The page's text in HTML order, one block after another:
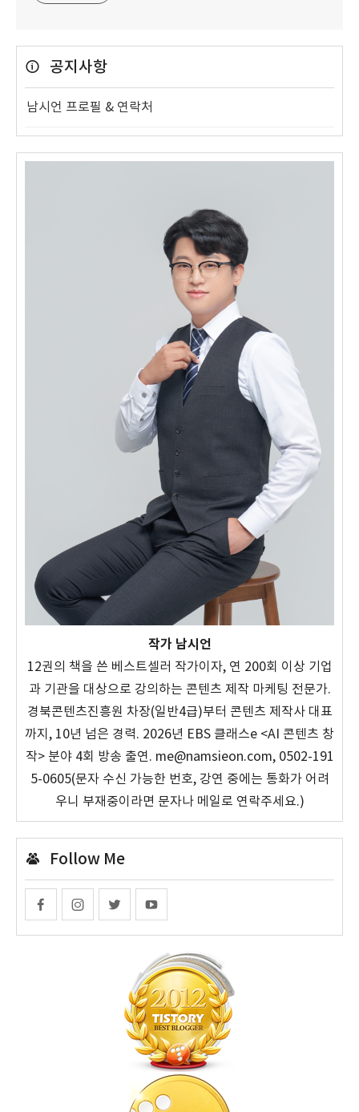
공지사항
남시언 프로필 & 연락처
작가 남시언
12권의 책을 쓴 베스트셀러 작가이자, 연 200회 이상 기업
과 기관을 대상으로 강의하는 콘텐츠 제작 마케팅 전문가.
경북콘텐츠진흥원 차장(일반4급)부터 콘텐츠 제작사 대표
까지, 10년 넘은 경력. 2026년 EBS 클래스e <AI 콘텐츠 창
작> 분야 4회 방송 출연. me@namsieon.com, 0502-191
5-0605(문자 수신 가능한 번호, 강연 중에는 통화가 어려
우니 부재중이라면 문자나 메일로 연락주세요.)
Follow Me